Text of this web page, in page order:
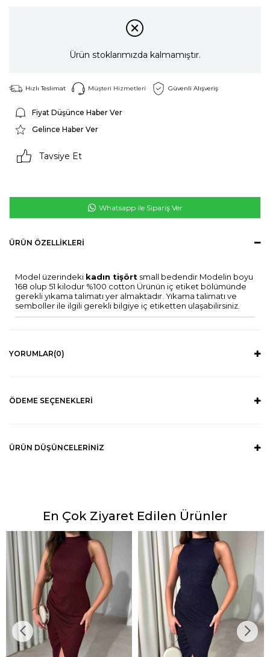
Ürün stoklarımızda kalmamıştır.
Hızlı Teslimat Müşteri Hizmetleri Güvenli Alışveriş
Fiyat Düşünce Haber Ver
Gelince Haber Ver
Tavsiye Et
Whatsapp ile Sipariş Ver
ÜRÜN ÖZELLIKLERI
Model üzerindeki kadın tişört small bedendir Modelin boyu
168 olup 51 kilodur %100 cotton Ürünün iç etiket bölümünde
gerekli yıkama talimatı yer almaktadır. Yıkama talimatı ve
semboller ile ilgili gerekli bilgiye iç etiketten ulaşabilirsiniz.
YORUMLAR(0)
ÖDEME SEÇENEKLERI
ÜRÜN DÜŞÜNCELERINIZ
En Çok Ziyaret Edilen Ürünler